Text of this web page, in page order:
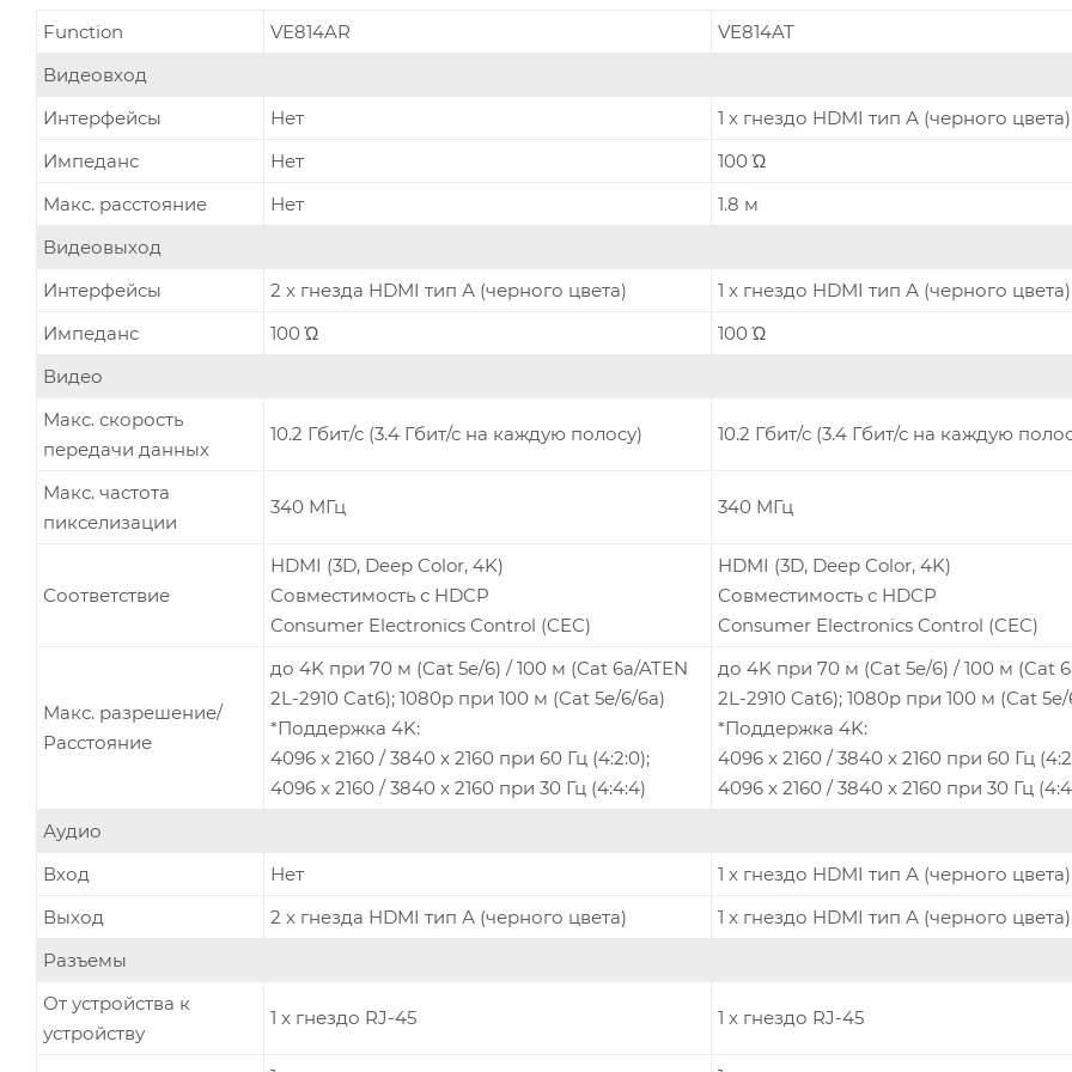
Function VE814AR
VE814AT
Видеовход
Интерфейсы
Нет
1 x гнездо HDMI тип А (черного цвета)
Импеданс
Нет
100 Ώ
Макс. расстояние
Нет
1.8 м
Видеовыход
Интерфейсы
2 x гнезда HDMI тип А (черного цвета)
1 x гнездо HDMI тип А (черного цвета)
Импеданс
100 Ώ
100 Ώ
Видео
Макс. скорость
передачи данных
10.2 Гбит/с (3.4 Гбит/с на каждую полосу) 10.2 Гбит/с (3.4 Гбит/с на каждую
Макс. частота
пикселизации
340 MГц 340 MГц
Соответствие
HDMI (3D, Deep Color, 4K)
Совместимость с HDCP
Consumer Electronics Control (CEC)
HDMI (3D, Deep Color, 4K)
Совместимость с HDCP
Consumer Electronics Control (CEC)
Макс. разрешение/
Расстояние
до 4K при 70 м (Cat 5e/6) / 100 м (Cat 6a/ATEN
2L-2910 Cat6); 1080p при 100 м (Cat 5e/6/6a)
*Поддержка 4K:
4096 x 2160 / 3840 x 2160 при 60 Гц (4:2:0);
4096 x 2160 / 3840 x 2160 при 30 Гц (4:4:4)
до 4K при 70 м (Cat 5e/6) / 100 м (Cat
2L-2910 Cat6); 1080p при 100 м (Cat
*Поддержка 4K:
4096 x 2160 / 3840 x 2160 при 60 Гц
4096 x 2160 / 3840 x 2160 при 30 Гц
Аудио
Вход
Нет
1 x гнездо HDMI тип А (черного цвета)
Выход
2 x гнезда HDMI тип А (черного цвета)
1 x гнездо HDMI тип А (черного цвета)
Разъемы
От устройства к
устройству
1 x гнездо RJ-45 1 x гнездо RJ-45